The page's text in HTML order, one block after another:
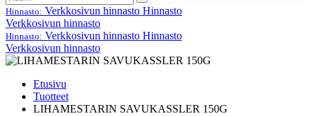
Hinnasto: Verkkosivun hinnasto Hinnasto
Verkkosivun hinnasto
Hinnasto: Verkkosivun hinnasto Hinnasto
Verkkosivun hinnasto
Etusivu
Tuotteet
LIHAMESTARIN SAVUKASSLER 150G